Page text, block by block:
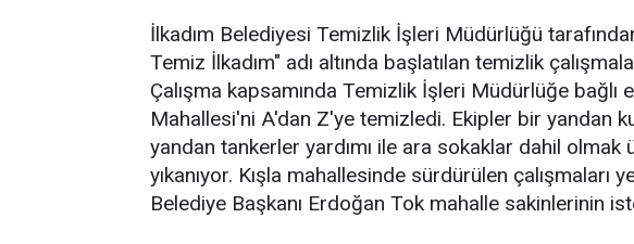
İlkadım Belediyesi Temizlik İşleri Müdürlüğü
Temiz İlkadım" adı altında başlatılan temizlik
Çalışma kapsamında Temizlik İşleri Müdürlüğe bağlı
Mahallesi'ni A'dan Z'ye temizledi. Ekipler bir yandan
yandan tankerler yardımı ile ara sokaklar dahil
yıkanıyor. Kışla mahallesinde sürdürülen çalışmaları
Belediye Başkanı Erdoğan Tok mahalle sakinlerinin